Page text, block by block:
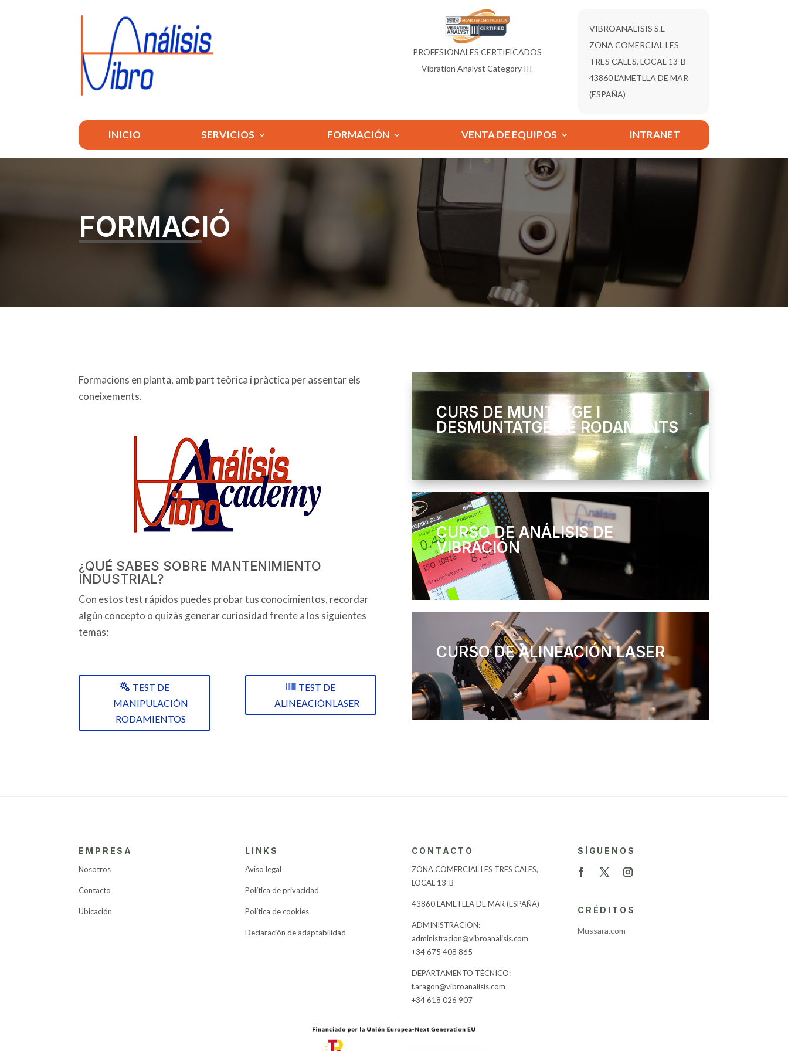
PROFESIONALES CERTIFICADOS
Vibration Analyst Category III
VIBROANALISIS S.L
ZONA COMERCIAL LES
TRES CALES, LOCAL 13-B
43860 L’AMETLLA DE MAR
(ESPAÑA)
INICIO SERVICIOS FORMACIÓN VENTA DE EQUIPOS INTRANET
FORMACIÓ
Formacions en planta, amb part teòrica i pràctica per assentar els
coneixements.
¿QUÉ SABES SOBRE MANTENIMIENTO
INDUSTRIAL?
Con estos test rápidos puedes probar tus conocimientos, recordar
algún concepto o quizás generar curiosidad frente a los siguientes
temas:
TEST DE
MANIPULACIÓN
RODAMIENTOS
TEST DE
ALINEACIÓNLASER
CURS DE MUNTATGE I
DESMUNTATGE DE RODAMENTS
CURSO DE ANÁLISIS DE
VIBRACIÓN
CURSO DE ALINEACIÓN LASER
EMPRESA
Nosotros
Contacto
Ubicación
LINKS
Aviso legal
Política de privacidad
Política de cookies
Declaración de adaptabilidad
CONTACTO
ZONA COMERCIAL LES TRES CALES,
LOCAL 13-B
43860 L'AMETLLA DE MAR (ESPAÑA)
​ADMINISTRACIÓN:
administracion@vibroanalisis.com
+34 675 408 865
DEPARTAMENTO TÉCNICO:
f.aragon@vibroanalisis.com
+34 618 026 907
SÍGUENOS
CRÉDITOS
Mussara.com